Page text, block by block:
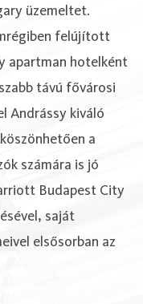
üzemeltet.
felújított
apartman hotelként
távú fővárosi
Andrássy kiváló
a
számára is jó
Budapest City
saját
elsősorban az